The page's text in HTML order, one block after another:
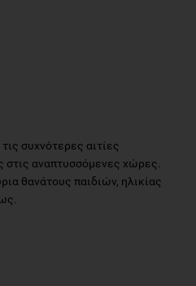
συχνότερες αιτίες
στις αναπτυσσόμενες χώρες.
θανάτους παιδιών, ηλικίας